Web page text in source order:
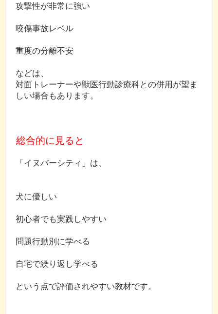
攻撃性が非常に強い
咬傷事故レベル
重度の分離不安
などは、
対面トレーナーや獣医行動診療科との併用が望ま
しい場合もあります。
総合的に見ると
「イヌバーシティ」は、
犬に優しい
初心者でも実践しやすい
問題行動別に学べる
自宅で繰り返し学べる
という点で評価されやすい教材です。